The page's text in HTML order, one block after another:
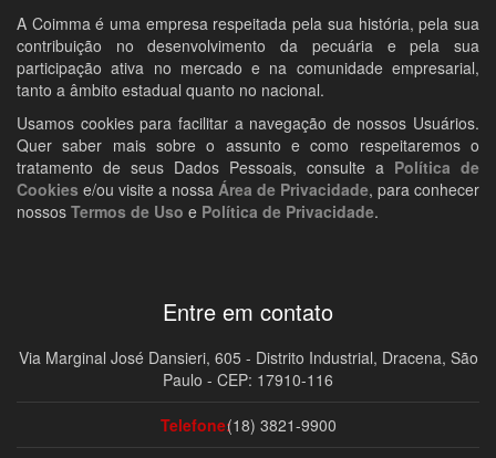
A Coimma é uma empresa respeitada pela sua história, pela sua
contribuição no desenvolvimento da pecuária e pela sua
participação ativa no mercado e na comunidade empresarial,
tanto a âmbito estadual quanto no nacional.
Usamos cookies para facilitar a navegação de nossos Usuários.
Quer saber mais sobre o assunto e como respeitaremos o
tratamento de seus Dados Pessoais, consulte a Política de
Cookies e/ou visite a nossa Área de Privacidade, para conhecer
nossos Termos de Uso e Política de Privacidade.
Entre em contato
Via Marginal José Dansieri, 605 - Distrito Industrial, Dracena, São
Paulo - CEP: 17910-116
Telefone:(18) 3821-9900